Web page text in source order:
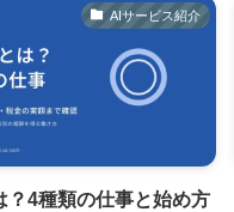
AIサービス紹介
？4種類の仕事と始め方